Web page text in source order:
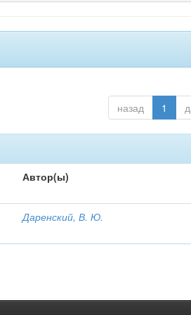
назад 1
Автор(ы)
Даренский, В. Ю.